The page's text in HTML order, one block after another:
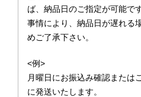
ば、納品日のご指定が可能で
事情により、納品日が遅れる
めご了承下さい。
<例>
月曜日にお振込み確認また
に発送いたします。